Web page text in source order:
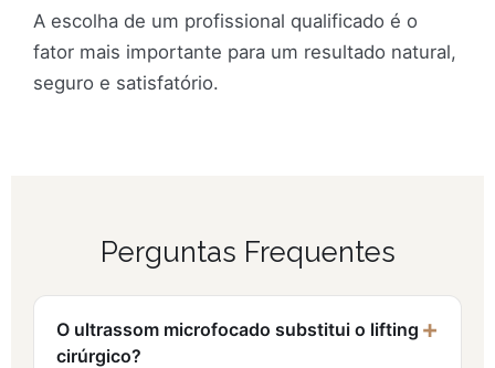
A escolha de um profissional qualificado é o
fator mais importante para um resultado natural,
seguro e satisfatório.
Perguntas Frequentes
O ultrassom microfocado substitui o lifting
cirúrgico?